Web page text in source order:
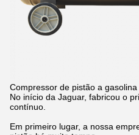
Compressor de pistão a gasolina
No início da Jaguar, fabricou o
contínuo.
Em primeiro lugar, a nossa